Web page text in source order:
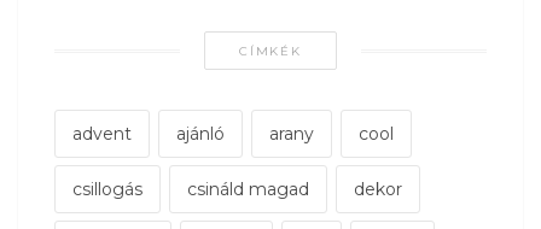
CÍMKÉK
advent ajánló arany cool
csillogás csináld magad dekor